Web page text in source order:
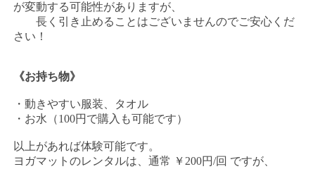
が変動する可能性がありますが、
長く引き止めることはございませんのでご安心くだ
さい！
《お持ち物》
・動きやすい服装、タオル
・お水（100円で購入も可能です）
以上があれば体験可能です。
ヨガマットのレンタルは、通常 ￥200円/回 ですが、